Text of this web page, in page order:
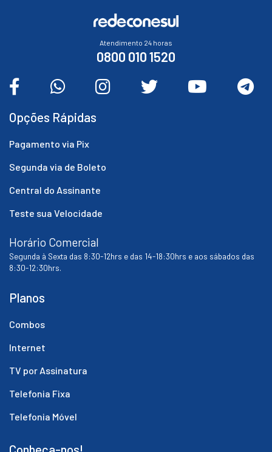
Atendimento 24 horas
0800 010 1520
Opções Rápidas
Pagamento via Pix
Segunda via de Boleto
Central do Assinante
Teste sua Velocidade
Horário Comercial
Segunda à Sexta das 8:30-12hrs e das 14-18:30hrs e aos sábados das
8:30-12:30hrs.
Planos
Combos
Internet
TV por Assinatura
Telefonia Fixa
Telefonia Móvel